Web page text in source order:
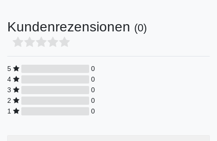
Kundenrezensionen (0)
5
0
4
0
3
0
2
0
1
0